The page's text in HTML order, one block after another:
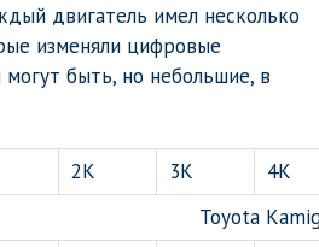
двигатель имел несколько
изменяли цифровые
могут быть, но небольшие, в
2К 3К
4К
Toyota